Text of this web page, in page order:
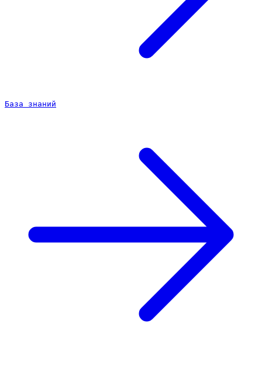
База знаний